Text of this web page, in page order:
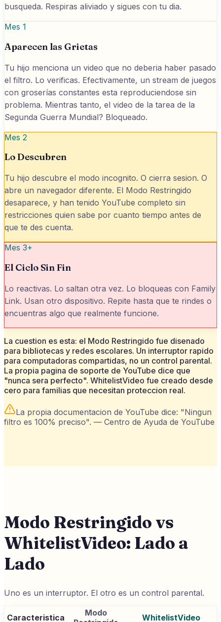
busqueda. Respiras aliviado y sigues con tu dia.
Mes 1
Aparecen las Grietas
Tu hijo menciona un video que no deberia haber pasado
el filtro. Lo verificas. Efectivamente, un stream de juegos
con groserías constantes esta reproduciendose sin
problema. Mientras tanto, el video de la tarea de la
Segunda Guerra Mundial? Bloqueado.
Mes 2
Lo Descubren
Tu hijo descubre el modo incognito. O cierra sesion. O
abre un navegador diferente. El Modo Restringido
desaparece, y han tenido YouTube completo sin
restricciones quien sabe por cuanto tiempo antes de
que te des cuenta.
Mes 3+
El Ciclo Sin Fin
Lo reactivas. Lo saltan otra vez. Lo bloqueas con Family
Link. Usan otro dispositivo. Repite hasta que te rindes o
encuentras algo que realmente funcione.
La cuestion es esta: el Modo Restringido fue disenado
para bibliotecas y redes escolares. Un interruptor rapido
para computadoras compartidas, no un control parental.
La propia pagina de soporte de YouTube dice que
"nunca sera perfecto". WhitelistVideo fue creado desde
cero para familias que necesitan proteccion real.
La propia documentacion de YouTube dice: "Ningun
filtro es 100% preciso". — Centro de Ayuda de YouTube
Modo Restringido vs
WhitelistVideo: Lado a
Lado
Uno es un interruptor. El otro es un control parental.
Caracteristica
Modo
WhitelistVideo